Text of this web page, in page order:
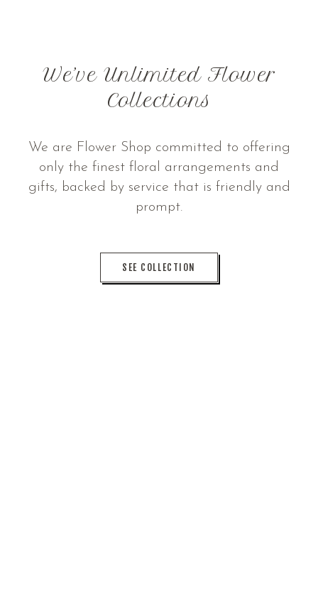
We’ve Unlimited Flower
Collections
We are Flower Shop committed to offering
only the finest floral arrangements and
gifts, backed by service that is friendly and
prompt.
SEE COLLECTION